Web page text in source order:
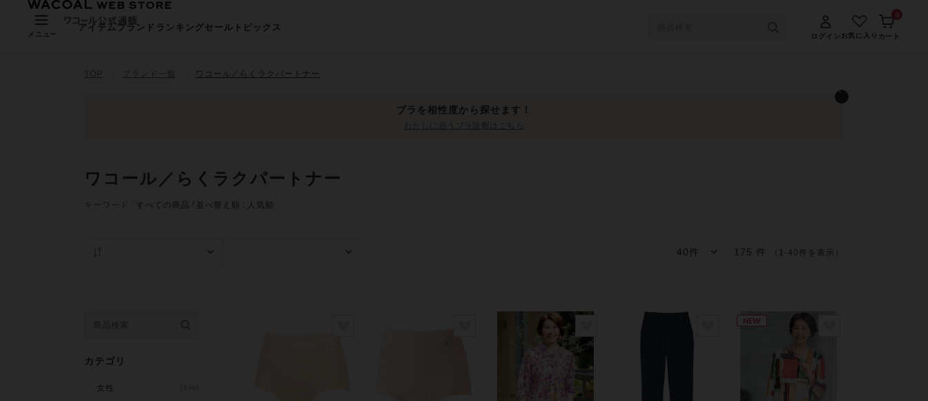
メニュー
アイテム ブランド ランキングセール トピックス
ログイン お気に入り カート
0
TOP ブランド一覧 ワコール／らくラクパートナー
ブラを相性度から探せます！
ワコール／らくラクパートナー
キーワード すべての商品 並べ替え順 人気順
175 件 （1-40件を表示）
カテゴリ
女性
NEW